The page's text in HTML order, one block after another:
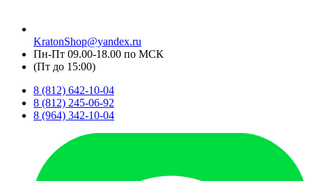
KratonShop@yandex.ru
Пн-Пт 09.00-18.00 по МСК
(Пт до 15:00)
8 (812) 642-10-04
8 (812) 245-06-92
8 (964) 342-10-04